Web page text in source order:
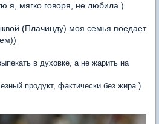
я, мягко говоря, не любила.)
(Плачинду) моя семья поедает
в духовке, а не жарить на
продукт, фактически без жира.)